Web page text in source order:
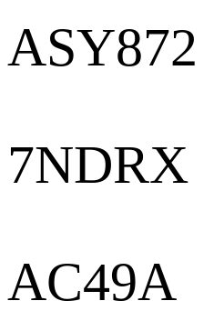
ASY872
7NDRX
AC49A